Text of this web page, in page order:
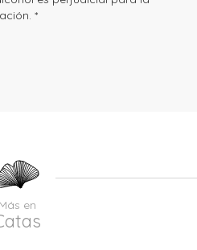
*
Más en